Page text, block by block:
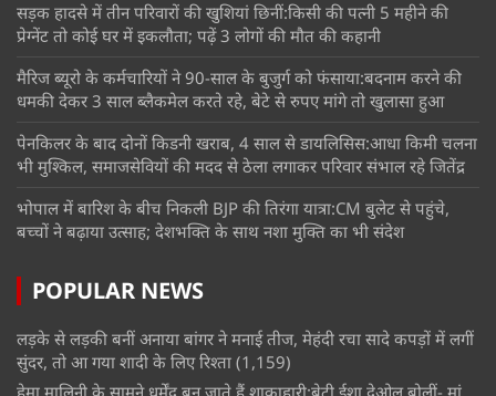
सड़क हादसे में तीन परिवारों की खुशियां छिनीं:किसी की पत्नी 5 महीने की
प्रेग्नेंट तो कोई घर में इकलौता; पढ़ें 3 लोगों की मौत की कहानी
मैरिज ब्यूरो के कर्मचारियों ने 90-साल के बुजुर्ग को फंसाया:बदनाम करने की
धमकी देकर 3 साल ब्लैकमेल करते रहे, बेटे से रुपए मांगे तो खुलासा हुआ
पेनकिलर के बाद दोनों किडनी खराब, 4 साल से डायलिसिस:आधा किमी चलना
भी मुश्किल, समाजसेवियों की मदद से ठेला लगाकर परिवार संभाल रहे जितेंद्र
भोपाल में बारिश के बीच निकली BJP की तिरंगा यात्रा:CM बुलेट से पहुंचे,
बच्चों ने बढ़ाया उत्साह; देशभक्ति के साथ नशा मुक्ति का भी संदेश
POPULAR NEWS
लड़के से लड़की बनीं अनाया बांगर ने मनाई तीज, मेहंदी रचा सादे कपड़ों में लगीं
सुंदर, तो आ गया शादी के लिए रिश्ता (1,159)